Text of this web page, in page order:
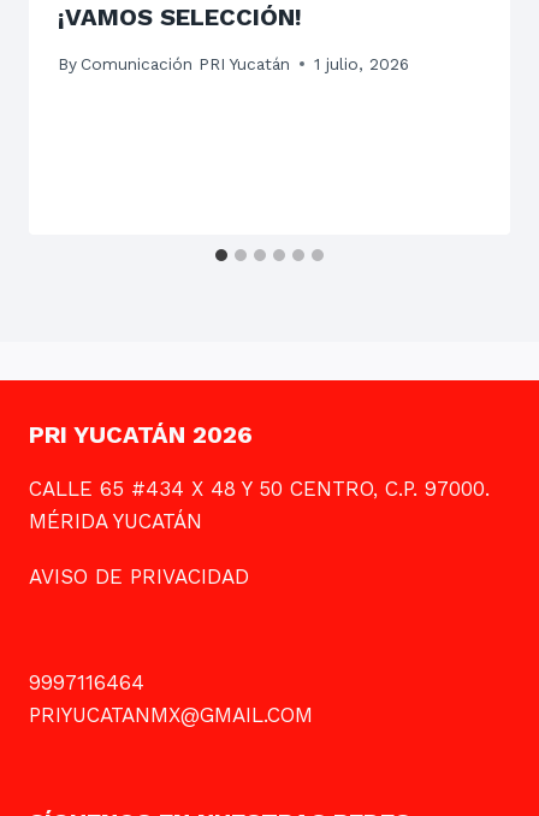
¡VAMOS SELECCIÓN!
By Comunicación PRI Yucatán 1 julio, 2026
PRI YUCATÁN 2026
CALLE 65 #434 X 48 Y 50 CENTRO, C.P. 97000.
MÉRIDA YUCATÁN
AVISO DE PRIVACIDAD
9997116464
PRIYUCATANMX@GMAIL.COM